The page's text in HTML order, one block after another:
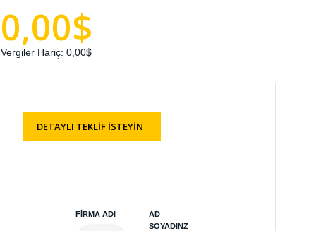
0,00$
Vergiler Hariç: 0,00$
DETAYLI TEKLİF İSTEYİN
FIRMA ADI
AD
SOYADINZ